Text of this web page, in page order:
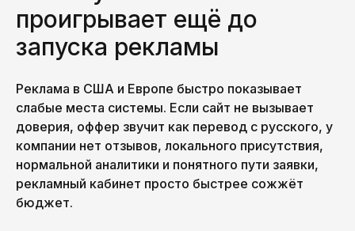
проигрывает ещё до
запуска рекламы
Реклама в США и Европе быстро показывает
слабые места системы. Если сайт не вызывает
доверия, оффер звучит как перевод с русского, у
компании нет отзывов, локального присутствия,
нормальной аналитики и понятного пути заявки,
рекламный кабинет просто быстрее сожжёт
бюджет.